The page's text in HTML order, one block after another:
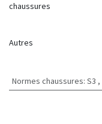
chaussures
Autres
Normes chaussures: S3 ,